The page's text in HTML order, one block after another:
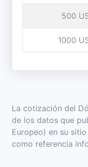
500
1000
La cotización del
de los datos que
Europeo) en su
como referencia